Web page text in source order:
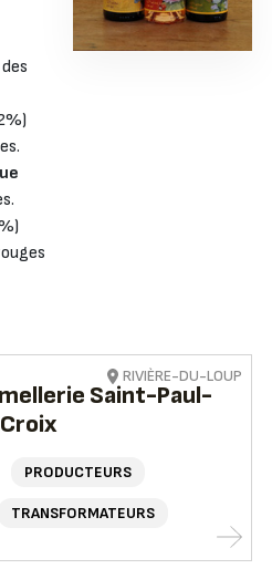
Saint-Paul-
PRODUCTEURS
TRANSFORMATEURS
RIVIÈRE-DU-LOUP